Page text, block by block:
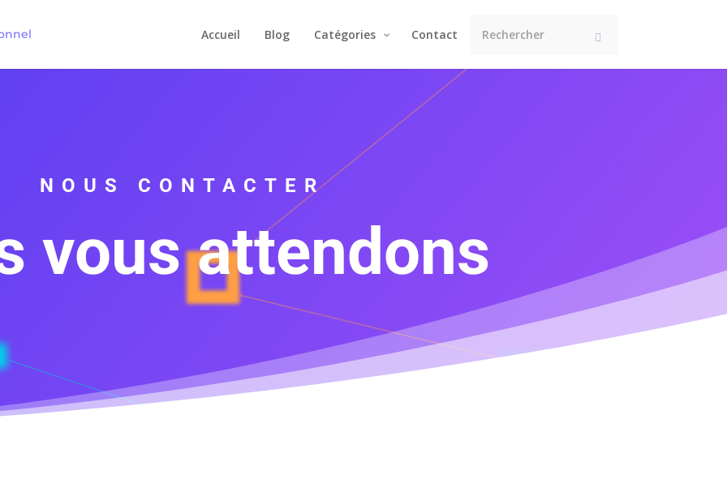
Accueil Blog Catégories Contact
NOUS CONTACTER
vous attendons